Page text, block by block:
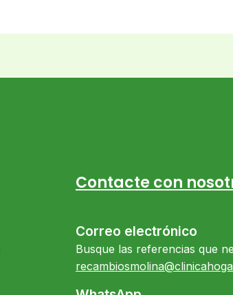
Contacte con
Correo electrónico
Busque las referencias que